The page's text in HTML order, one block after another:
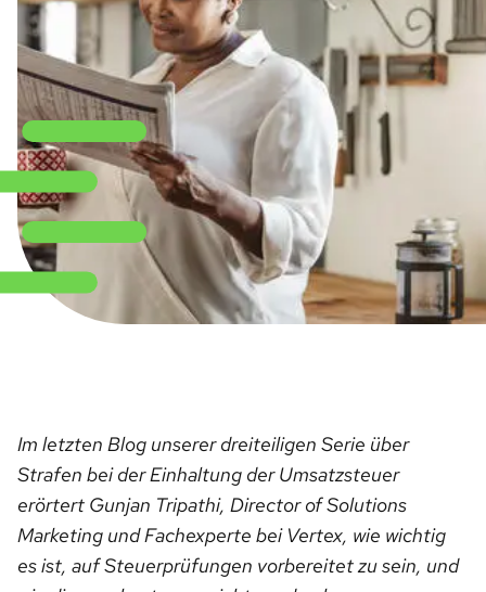
Im letzten Blog unserer dreiteiligen Serie über
Strafen bei der Einhaltung der Umsatzsteuer
erörtert Gunjan Tripathi, Director of Solutions
Marketing und Fachexperte bei Vertex, wie wichtig
es ist, auf Steuerprüfungen vorbereitet zu sein, und